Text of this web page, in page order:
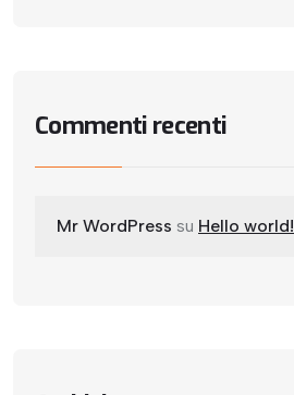
Commenti recenti
Mr WordPress su Hello world!